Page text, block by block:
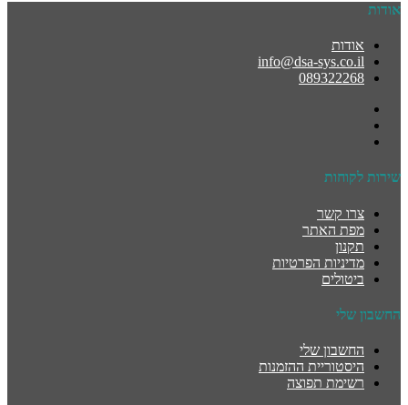
אודות
אודות
info@dsa-sys.co.il
089322268
שירות לקוחות
צרו קשר
מפת האתר
תקנון
מדיניות הפרטיות
ביטולים
החשבון שלי
החשבון שלי
היסטוריית ההזמנות
רשימת תפוצה